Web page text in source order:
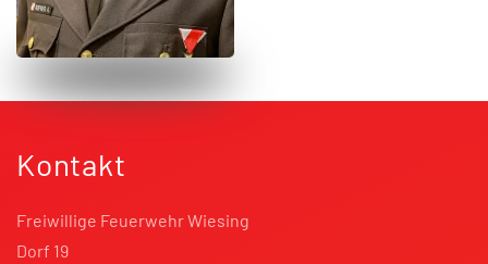
Kontakt
Freiwillige Feuerwehr Wiesing
Dorf 19